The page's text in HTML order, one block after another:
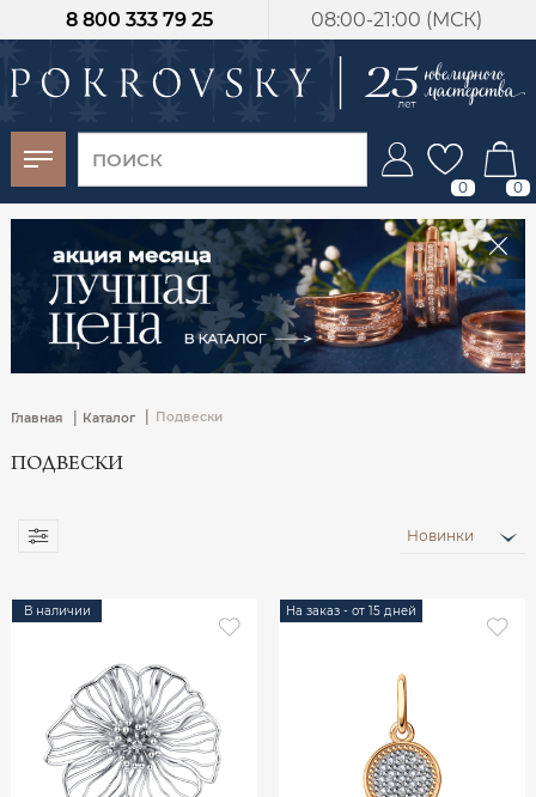
08:00-21:00 (МСК)
8 800 333 79 25
0 0
Главная | Каталог Подвески
ПОДВЕСКИ
Новинки
В наличии На заказ - от 15 дней
-30%
от 15 дней с
момента оплаты